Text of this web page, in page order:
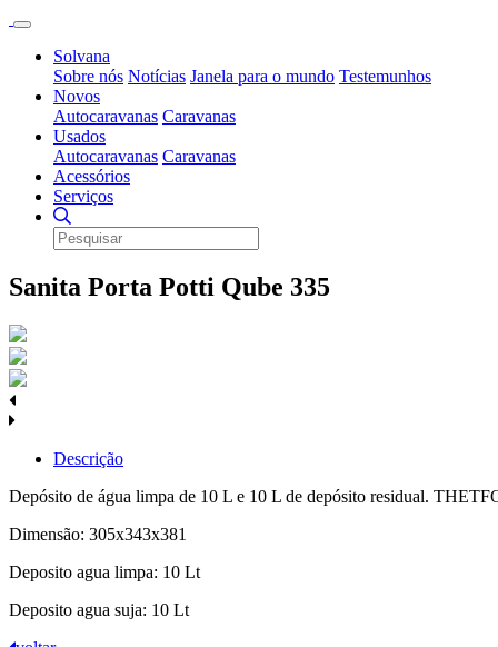
Solvana
Sobre nós Notícias Janela para o mundo Testemunhos
Novos
Autocaravanas Caravanas
Usados
Autocaravanas Caravanas
Acessórios
Serviços
Sanita Porta Potti Qube 335
Descrição
Depósito de água limpa de 10 L e 10 L de depósito residual.
Dimensão: 305x343x381
Deposito agua limpa: 10 Lt
Deposito agua suja: 10 Lt